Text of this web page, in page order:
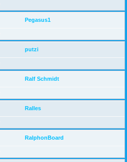
Pegasus1
putzi
Ralf Schmidt
Ralles
RalphonBoard